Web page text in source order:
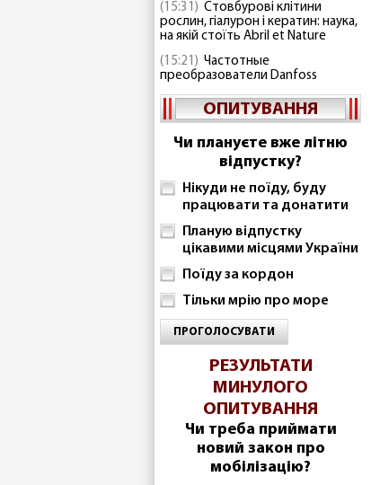
(15:31) Стовбурові клітини
рослин, гіалурон і кератин: наука,
на якій стоїть Abril et Nature
(15:21) Частотные
преобразователи Danfoss
ОПИТУВАННЯ
Чи плануєте вже літню
відпустку?
Нікуди не поїду, буду
працювати та донатити
Планую відпустку
цікавими місцями України
Поїду за кордон
Тільки мрію про море
ПРОГОЛОСУВАТИ
РЕЗУЛЬТАТИ
МИНУЛОГО
ОПИТУВАННЯ
Чи треба приймати
новий закон про
мобілізацію?